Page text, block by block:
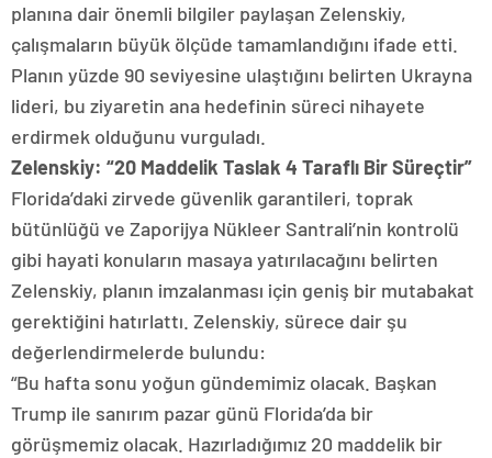
planına dair önemli bilgiler paylaşan Zelenskiy,
çalışmaların büyük ölçüde tamamlandığını ifade etti.
Planın yüzde 90 seviyesine ulaştığını belirten Ukrayna
lideri, bu ziyaretin ana hedefinin süreci nihayete
erdirmek olduğunu vurguladı.
Zelenskiy: “20 Maddelik Taslak 4 Taraflı Bir Süreçtir”
Florida’daki zirvede güvenlik garantileri, toprak
bütünlüğü ve Zaporijya Nükleer Santrali’nin kontrolü
gibi hayati konuların masaya yatırılacağını belirten
Zelenskiy, planın imzalanması için geniş bir mutabakat
gerektiğini hatırlattı. Zelenskiy, sürece dair şu
değerlendirmelerde bulundu:
“Bu hafta sonu yoğun gündemimiz olacak. Başkan
Trump ile sanırım pazar günü Florida’da bir
görüşmemiz olacak. Hazırladığımız 20 maddelik bir